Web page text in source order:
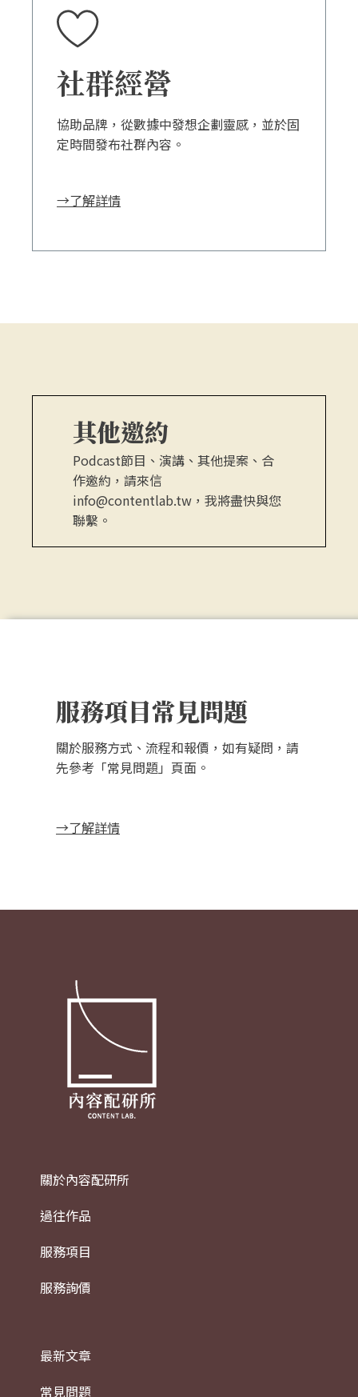
社群經營
協助品牌，從數據中發想企劃靈感，並於固
定時間發布社群內容。
→了解詳情
其他邀約
Podcast節目、演講、其他提案、合
作邀約，請來信
info@contentlab.tw，我將盡快與您
聯繫。
服務項目常見問題
關於服務方式、流程和報價，如有疑問，請
先參考「常見問題」頁面。
→了解詳情
關於內容配研所
過往作品
服務項目
服務詢價
最新文章
常見問題